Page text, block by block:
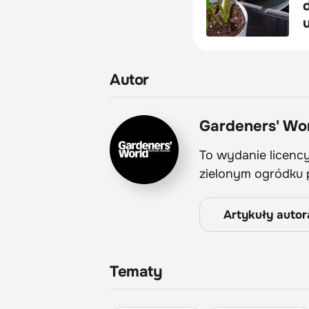
Autor
Gardeners'
To wydanie
zielonym ogródku
Artykuły
Tematy